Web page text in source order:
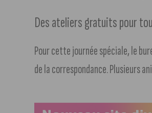
Des ateliers gratuits pour
Pour cette journée spéciale, le
de la correspondance. Plusieurs